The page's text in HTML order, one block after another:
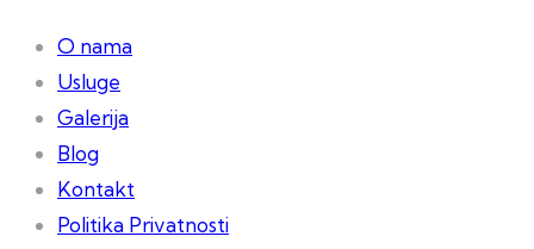
O nama
Usluge
Galerija
Blog
Kontakt
Politika Privatnosti